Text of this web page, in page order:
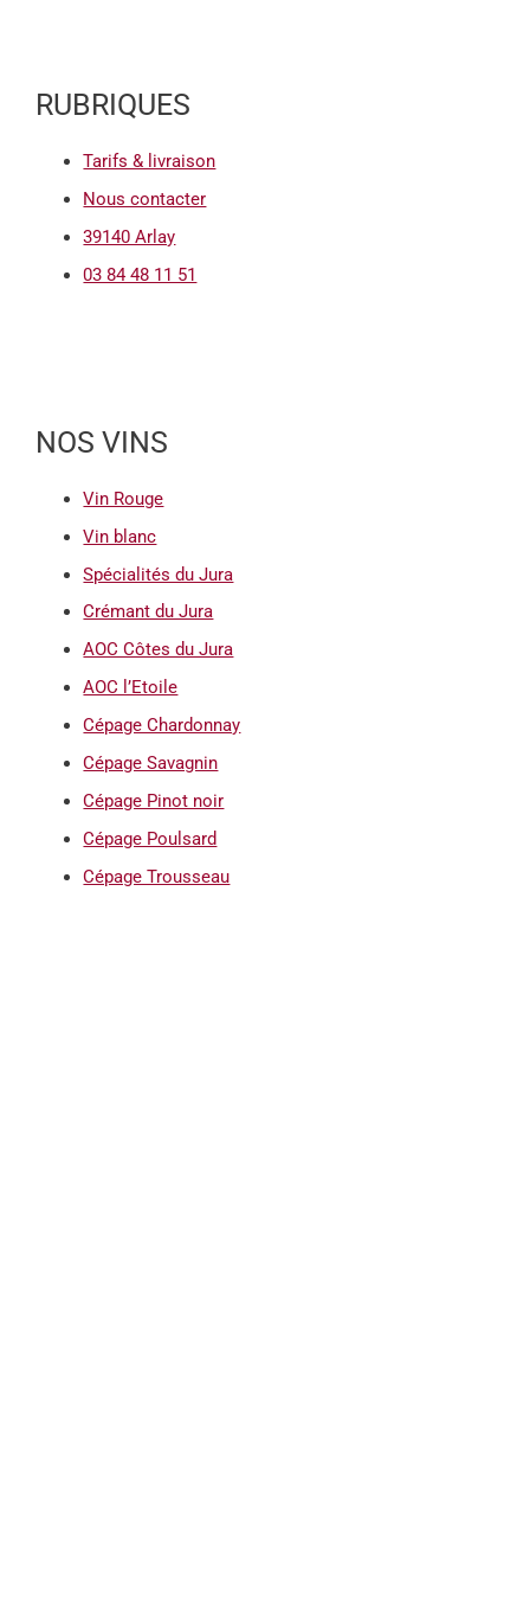
RUBRIQUES
Tarifs & livraison
Nous contacter
39140 Arlay
03 84 48 11 51
NOS VINS
Vin Rouge
Vin blanc
Spécialités du Jura
Crémant du Jura
AOC Côtes du Jura
AOC l’Etoile
Cépage Chardonnay
Cépage Savagnin
Cépage Pinot noir
Cépage Poulsard
Cépage Trousseau